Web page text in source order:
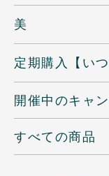
美
定期購入【い
開催中のキャ
すべての商品